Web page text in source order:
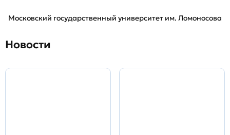
Московский государственный университет им. Ломоносова
Новости